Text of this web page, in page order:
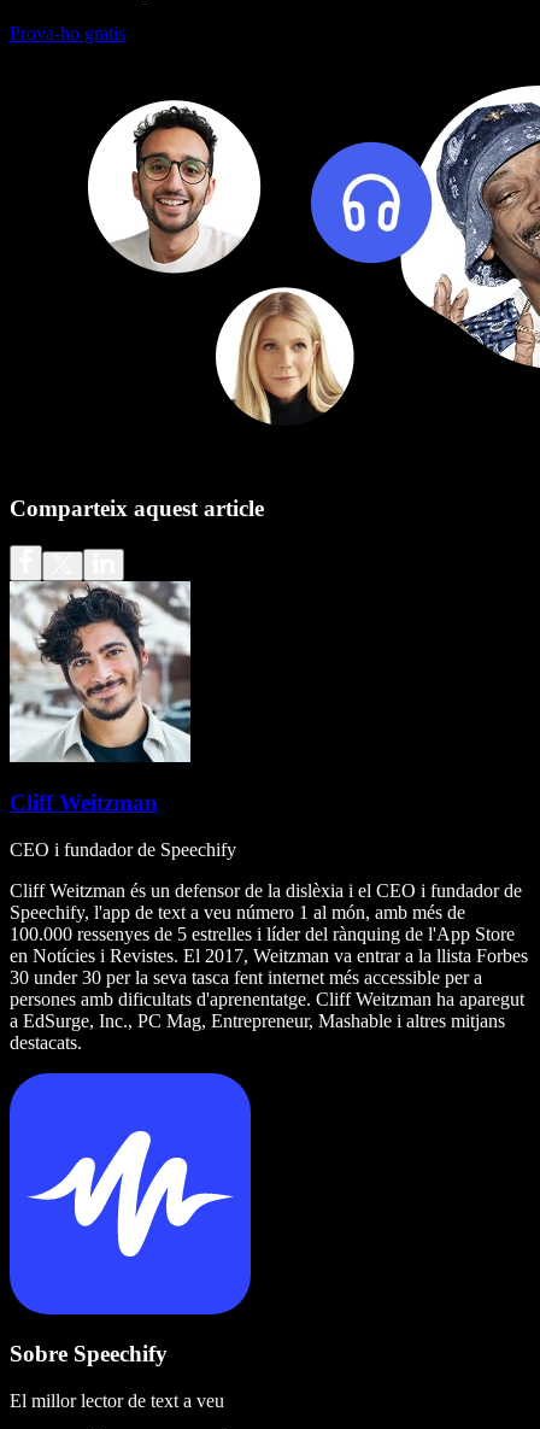
Prova-ho gratis
Comparteix aquest article
Cliff Weitzman
CEO i fundador de Speechify
Cliff Weitzman és un defensor de la dislèxia i el CEO i fundador de
Speechify, l'app de text a veu número 1 al món, amb més de
100.000 ressenyes de 5 estrelles i líder del rànquing de l'App Store
en Notícies i Revistes. El 2017, Weitzman va entrar a la llista Forbes
30 under 30 per la seva tasca fent internet més accessible per a
persones amb dificultats d'aprenentatge. Cliff Weitzman ha aparegut
a EdSurge, Inc., PC Mag, Entrepreneur, Mashable i altres mitjans
destacats.
Sobre Speechify
El millor lector de text a veu